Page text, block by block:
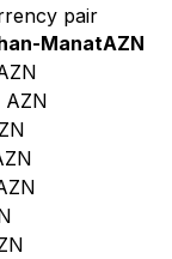
pair
ManatAZN
AZN